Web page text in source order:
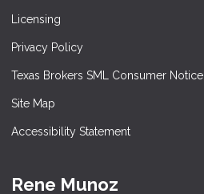
Licensing
Privacy Policy
Texas Brokers SML Consumer Notice
Site Map
Accessibility Statement
Rene Munoz